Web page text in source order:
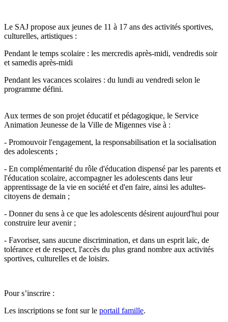
Le SAJ propose aux jeunes de 11 à 17 ans des activités sportives,
culturelles, artistiques :
Pendant le temps scolaire : les mercredis après-midi, vendredis soir
et samedis après-midi
Pendant les vacances scolaires : du lundi au vendredi selon le
programme défini.
Aux termes de son projet éducatif et pédagogique, le Service
Animation Jeunesse de la Ville de Migennes vise à :
- Promouvoir l'engagement, la responsabilisation et la socialisation
des adolescents ;
- En complémentarité du rôle d'éducation dispensé par les parents et
l'éducation scolaire, accompagner les adolescents dans leur
apprentissage de la vie en société et d'en faire, ainsi les adultes-
citoyens de demain ;
- Donner du sens à ce que les adolescents désirent aujourd'hui pour
construire leur avenir ;
- Favoriser, sans aucune discrimination, et dans un esprit laïc, de
tolérance et de respect, l'accès du plus grand nombre aux activités
sportives, culturelles et de loisirs.
Pour s’inscrire :
Les inscriptions se font sur le portail famille.